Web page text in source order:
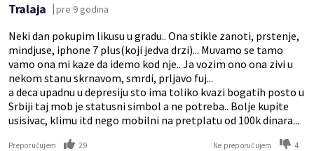
Tralaja pre 9 godina
Neki dan pokupim likusu u gradu.. Ona stikle zanoti, prstenje,
mindjuse, iphone 7 plus(koji jedva drzi)... Muvamo se tamo
vamo ona mi kaze da idemo kod nje.. Ja vozim ono ona zivi u
nekom stanu skrnavom, smrdi, prljavo fuj...
a deca upadnu u depresiju sto ima toliko kvazi bogatih posto u
Srbiji taj mob je statusni simbol a ne potreba.. Bolje kupite
usisivac, klimu itd nego mobilni na pretplatu od 100k dinara...
Preporučujem 29 Ne preporučujem 4